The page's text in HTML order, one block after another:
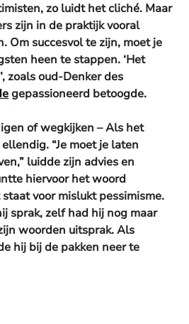
zo luidt het cliché. Maar
zijn in de praktijk vooral
Om succesvol te zijn, moet je
heen te stappen. ‘Het
zoals oud-Denker des
gepassioneerd betoogde.
of wegkijken – Als het
“Je moet je laten
luidde zijn advies en
hiervoor het woord
staat voor mislukt pessimisme.
sprak, zelf had hij nog maar
woorden uitsprak. Als
hij bij de pakken neer te